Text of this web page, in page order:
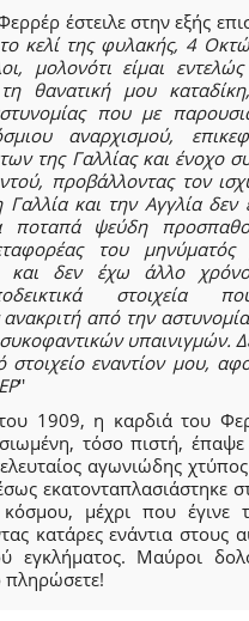
έστειλε στην εξής
κελί της φυλακής, 4
μολονότι είμαι
τη θανατική μου
που με
αναρχισμού,
της Γαλλίας και ένοχο
προβάλλοντας τον
Γαλλία και την Αγγλία δεν
ποταπά ψεύδη
του μηνύματός
και δεν έχω άλλο
στοιχεία
από την αστυνομία
υπαινιγμών.
στοιχείο εναντίον μου,
''
1909, η καρδιά του
τόσο πιστή,
αγωνιώδης
εκατονταπλασιάστηκε
μέχρι που έγινε
κατάρες ενάντια στους
εγκλήματος. Μαύροι
πληρώσετε!